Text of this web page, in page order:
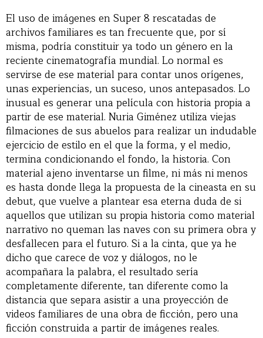
El uso de imágenes en Super 8 rescatadas de
archivos familiares es tan frecuente que, por sí
misma, podría constituir ya todo un género en la
reciente cinematografía mundial. Lo normal es
servirse de ese material para contar unos orígenes,
unas experiencias, un suceso, unos antepasados. Lo
inusual es generar una película con historia propia a
partir de ese material. Nuria Giménez utiliza viejas
filmaciones de sus abuelos para realizar un indudable
ejercicio de estilo en el que la forma, y el medio,
termina condicionando el fondo, la historia. Con
material ajeno inventarse un filme, ni más ni menos
es hasta donde llega la propuesta de la cineasta en su
debut, que vuelve a plantear esa eterna duda de si
aquellos que utilizan su propia historia como material
narrativo no queman las naves con su primera obra y
desfallecen para el futuro. Si a la cinta, que ya he
dicho que carece de voz y diálogos, no le
acompañara la palabra, el resultado sería
completamente diferente, tan diferente como la
distancia que separa asistir a una proyección de
videos familiares de una obra de ficción, pero una
ficción construida a partir de imágenes reales.